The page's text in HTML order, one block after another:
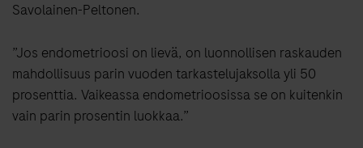
Savolainen-Peltonen.
”Jos endometrioosi on lievä, on luonnollisen raskauden
mahdollisuus parin vuoden tarkastelujaksolla yli 50
prosenttia. Vaikeassa endometrioosissa se on kuitenkin
vain parin prosentin luokkaa.”